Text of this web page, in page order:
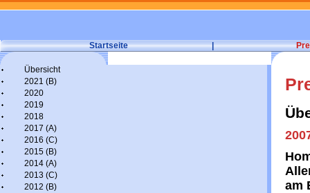
Startseite |
Übersicht
2021 (B)
2020
2019
2018
2017 (A)
2016 (C)
2015 (B)
2014 (A)
2013 (C)
2012 (B)
am